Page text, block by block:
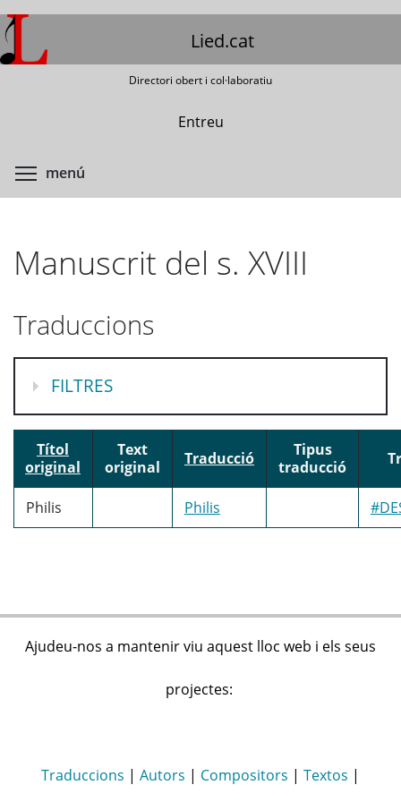
Vés
al
contingut
Lied.cat
Directori obert i col·laboratiu
Entreu
menú
Manuscrit del s. XVIII
Traduccions
MOSTRA
FILTRES
Títol
original
Text
original
Traducció
Tipus
traducció
Philis Philis
Ajudeu-nos a mantenir viu aquest lloc web i els seus
projectes:
Traduccions | Autors | Compositors | Textos |